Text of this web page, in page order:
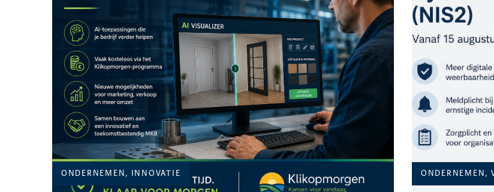
ONDERNEMEN, INNOVATIE ONDERNEMEN,